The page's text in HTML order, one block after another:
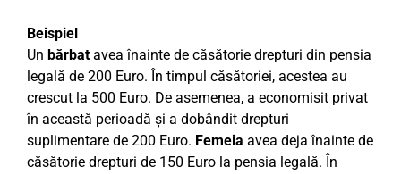
Beispiel
Un bărbatavea înainte de căsătorie drepturi din pensia
legală de 200 Euro. În timpul căsătoriei, acestea au
crescut la 500 Euro. De asemenea, a economisit privat
în această perioadă și a dobândit drepturi
suplimentare de 200 Euro. Femeia avea deja înainte de
căsătorie drepturi de 150 Euro la pensia legală. În